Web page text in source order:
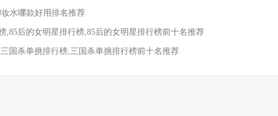
水哪款好用排名推荐
,85后的女明星排行榜,85后的女明星排行榜前十名推荐
国杀单挑排行榜,三国杀单挑排行榜前十名推荐